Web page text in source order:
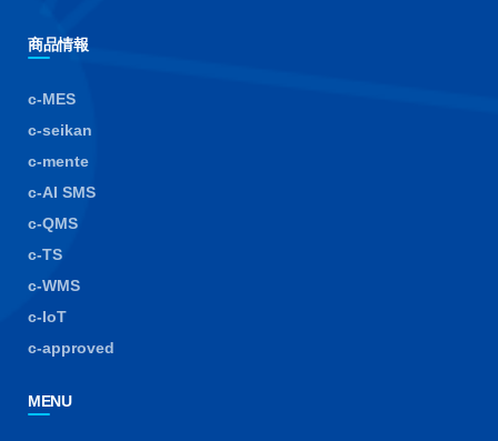
商品情報
c-MES
c-seikan
c-mente
c-AI SMS
c-QMS
c-TS
c-WMS
c-IoT
c-approved
MENU